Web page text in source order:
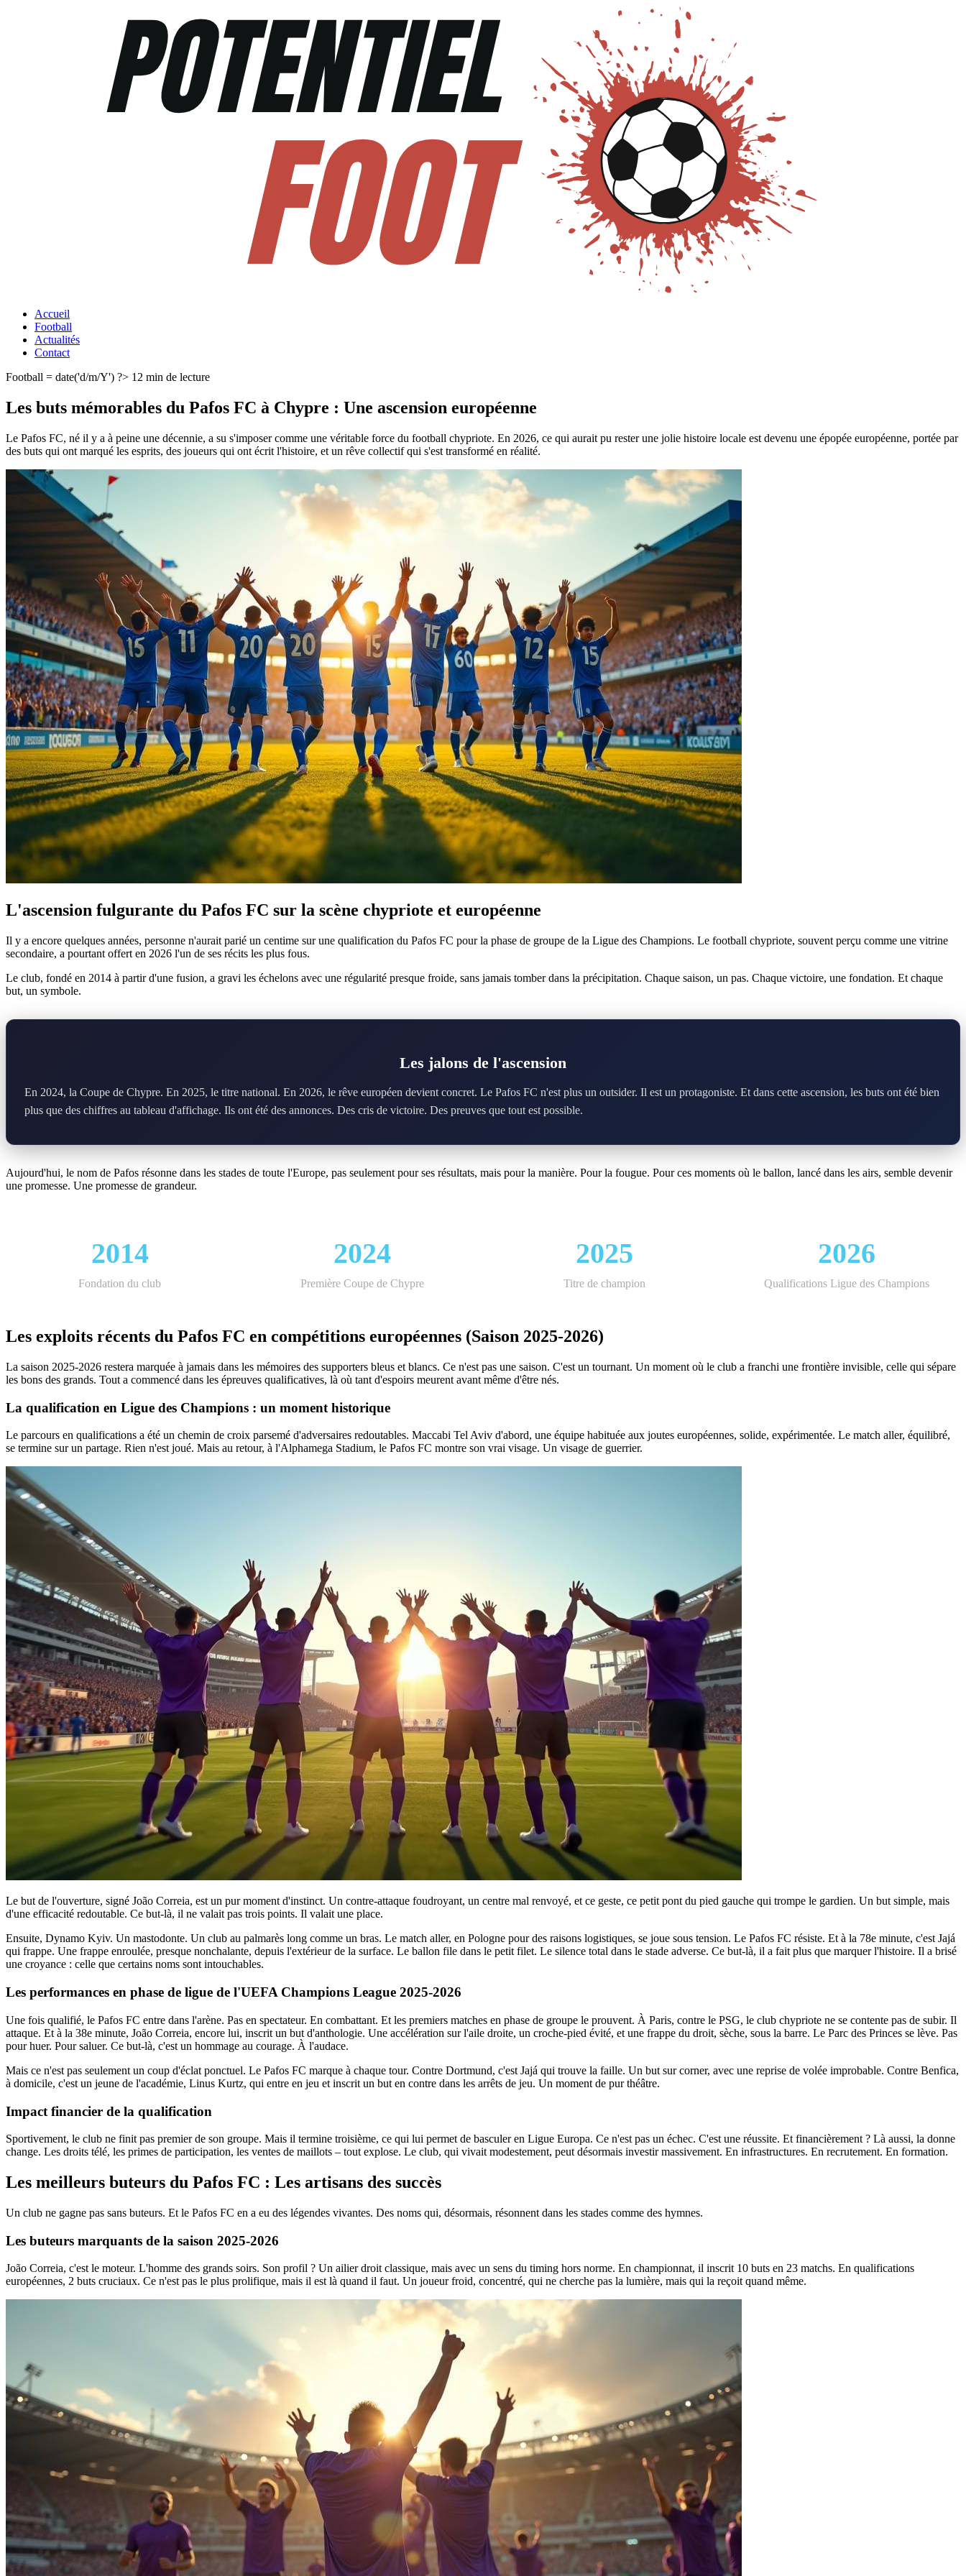
Accueil
Football
Actualités
Contact
Football = date('d/m/Y') ?> 12 min de lecture
Les buts mémorables du Pafos FC à Chypre : Une ascension européenne
Le Pafos FC, né il y a à peine une décennie, a su s'imposer comme une véritable force du football chypriote. En 2026, ce qui aurait pu rester une jolie histoire locale est devenu une épopée européenne, portée par
des buts qui ont marqué les esprits, des joueurs qui ont écrit l'histoire, et un rêve collectif qui s'est transformé en réalité.
L'ascension fulgurante du Pafos FC sur la scène chypriote et européenne
Il y a encore quelques années, personne n'aurait parié un centime sur une qualification du Pafos FC pour la phase de groupe de la Ligue des Champions. Le football chypriote, souvent perçu comme une vitrine
secondaire, a pourtant offert en 2026 l'un de ses récits les plus fous.
Le club, fondé en 2014 à partir d'une fusion, a gravi les échelons avec une régularité presque froide, sans jamais tomber dans la précipitation. Chaque saison, un pas. Chaque victoire, une fondation. Et chaque
but, un symbole.
Les jalons de l'ascension
En 2024, la Coupe de Chypre. En 2025, le titre national. En 2026, le rêve européen devient concret. Le Pafos FC n'est plus un outsider. Il est un protagoniste. Et dans cette ascension, les buts ont été bien
plus que des chiffres au tableau d'affichage. Ils ont été des annonces. Des cris de victoire. Des preuves que tout est possible.
Aujourd'hui, le nom de Pafos résonne dans les stades de toute l'Europe, pas seulement pour ses résultats, mais pour la manière. Pour la fougue. Pour ces moments où le ballon, lancé dans les airs, semble devenir
une promesse. Une promesse de grandeur.
2014
Fondation du club
2024
Première Coupe de Chypre
2025
Titre de champion
2026
Qualifications Ligue des Champions
Les exploits récents du Pafos FC en compétitions européennes (Saison 2025-2026)
La saison 2025-2026 restera marquée à jamais dans les mémoires des supporters bleus et blancs. Ce n'est pas une saison. C'est un tournant. Un moment où le club a franchi une frontière invisible, celle qui sépare
les bons des grands. Tout a commencé dans les épreuves qualificatives, là où tant d'espoirs meurent avant même d'être nés.
La qualification en Ligue des Champions : un moment historique
Le parcours en qualifications a été un chemin de croix parsemé d'adversaires redoutables. Maccabi Tel Aviv d'abord, une équipe habituée aux joutes européennes, solide, expérimentée. Le match aller, équilibré,
se termine sur un partage. Rien n'est joué. Mais au retour, à l'Alphamega Stadium, le Pafos FC montre son vrai visage. Un visage de guerrier.
Le but de l'ouverture, signé João Correia, est un pur moment d'instinct. Un contre-attaque foudroyant, un centre mal renvoyé, et ce geste, ce petit pont du pied gauche qui trompe le gardien. Un but simple, mais
d'une efficacité redoutable. Ce but-là, il ne valait pas trois points. Il valait une place.
Ensuite, Dynamo Kyiv. Un mastodonte. Un club au palmarès long comme un bras. Le match aller, en Pologne pour des raisons logistiques, se joue sous tension. Le Pafos FC résiste. Et à la 78e minute, c'est Jajá
qui frappe. Une frappe enroulée, presque nonchalante, depuis l'extérieur de la surface. Le ballon file dans le petit filet. Le silence total dans le stade adverse. Ce but-là, il a fait plus que marquer l'histoire. Il a brisé
une croyance : celle que certains noms sont intouchables.
Les performances en phase de ligue de l'UEFA Champions League 2025-2026
Une fois qualifié, le Pafos FC entre dans l'arène. Pas en spectateur. En combattant. Et les premiers matches en phase de groupe le prouvent. À Paris, contre le PSG, le club chypriote ne se contente pas de subir. Il
attaque. Et à la 38e minute, João Correia, encore lui, inscrit un but d'anthologie. Une accélération sur l'aile droite, un croche-pied évité, et une frappe du droit, sèche, sous la barre. Le Parc des Princes se lève. Pas
pour huer. Pour saluer. Ce but-là, c'est un hommage au courage. À l'audace.
Mais ce n'est pas seulement un coup d'éclat ponctuel. Le Pafos FC marque à chaque tour. Contre Dortmund, c'est Jajá qui trouve la faille. Un but sur corner, avec une reprise de volée improbable. Contre Benfica,
à domicile, c'est un jeune de l'académie, Linus Kurtz, qui entre en jeu et inscrit un but en contre dans les arrêts de jeu. Un moment de pur théâtre.
Impact financier de la qualification
Sportivement, le club ne finit pas premier de son groupe. Mais il termine troisième, ce qui lui permet de basculer en Ligue Europa. Ce n'est pas un échec. C'est une réussite. Et financièrement ? Là aussi, la donne
change. Les droits télé, les primes de participation, les ventes de maillots – tout explose. Le club, qui vivait modestement, peut désormais investir massivement. En infrastructures. En recrutement. En formation.
Les meilleurs buteurs du Pafos FC : Les artisans des succès
Un club ne gagne pas sans buteurs. Et le Pafos FC en a eu des légendes vivantes. Des noms qui, désormais, résonnent dans les stades comme des hymnes.
Les buteurs marquants de la saison 2025-2026
João Correia, c'est le moteur. L'homme des grands soirs. Son profil ? Un ailier droit classique, mais avec un sens du timing hors norme. En championnat, il inscrit 10 buts en 23 matchs. En qualifications
européennes, 2 buts cruciaux. Ce n'est pas le plus prolifique, mais il est là quand il faut. Un joueur froid, concentré, qui ne cherche pas la lumière, mais qui la reçoit quand même.